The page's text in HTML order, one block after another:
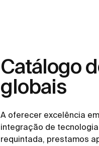
Catálogo
globais
A oferecer excelência
integração de
requintada, prestamos